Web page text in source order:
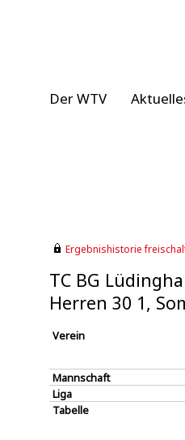
Der WTV
Ergebnishistorie
TC BG
Herren 30 1,
Verein
Mannschaft
Liga
Tabelle